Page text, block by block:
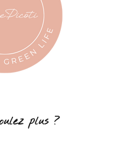
plus ?